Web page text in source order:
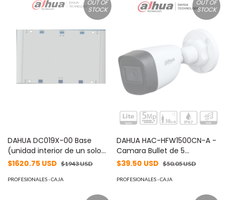
HDBW8242E-
Z4FR/5231/5431/5631/5831E-
OUT OF
STOCK
DAHUA DC019X-00 Base
(unidad interior de un solo
canal de 800 mm de ancho)
$1620.75 USD $1943 USD
PROFESIONALES - CAJA
OUT OF
STOCK
DAHUA HAC-HFW1500CN-A -
Camara Bullet de 5
Megapixeles/ Microfono
111 Grados de Apertura/ IR de
$39.50 USD $50.05 USD
PROFESIONALES - CAJA